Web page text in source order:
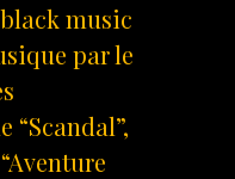
music
par le